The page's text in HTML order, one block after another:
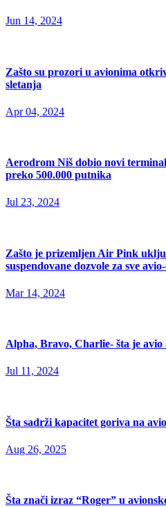
Jun 14, 2024
Zašto su prozori u avionima
sletanja
Apr 04, 2024
Aerodrom Niš dobio novi
preko 500.000 putnika
Jul 23, 2024
Zašto je prizemljen Air Pink
suspendovane dozvole za sve
Mar 14, 2024
Alpha, Bravo, Charlie- šta je avio
Jul 11, 2024
Šta sadrži kapacitet goriva na
Aug 26, 2025
Šta znači izraz “Roger” u